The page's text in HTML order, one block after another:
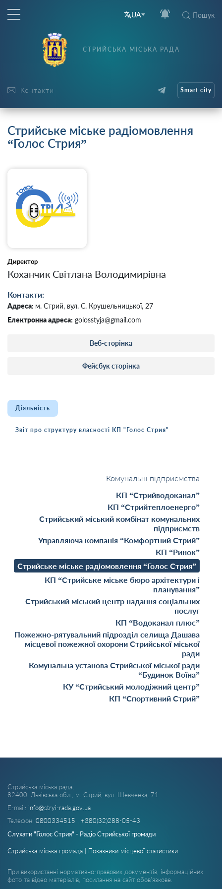
UA Пошук
Контакти
СТРИЙСЬКА МІСЬКА РАДА
Smart city
Стрийське міське радіомовлення
“Голос Стрия”
Директор
Коханчик Світлана Володимирівна
Контакти:
Адреса: м. Стрий, вул. С. Крушельницької, 27
Електронна адреса: golosstyja@gmail.com
Веб-сторінка
Фейсбук сторінка
Діяльність
Звіт про структуру власності КП "Голос Стрия"
Комунальні підприємства
КП “Стрийводоканал”
КП “Стрийтеплоенерго”
Стрийський міський комбінат комунальних
підприємств
Управляюча компанія “Комфортний Стрий”
КП “Ринок”
Стрийське міське радіомовлення “Голос Стрия”
КП “Стрийське міське бюро архітектури і
планування”
Стрийський міський центр надання соціальних
послуг
КП “Водоканал плюс”
Пожежно-рятувальний підрозділ селища Дашава
місцевої пожежної охорони Стрийської міської
ради
Комунальна установа Стрийської міської ради
“Будинок Воїна”
КУ “Стрийський молодіжний центр”
КП “Спортивний Стрий”
Стрийська міська рада,
82400, Львівська обл., м. Стрий, вул. Шевченка, 71
E-mail: info@stryi-rada.gov.ua
Телефон: 0800334515
+380(32)288-05-43
Слухати "Голос Стрия" - Радіо Стрийської громади
Стрийська міська громада | Показники місцевої статистики
При використанні нормативно-правових документів, інформаційних
фото та відео матеріалів, посилання на сайт обов'язкове.